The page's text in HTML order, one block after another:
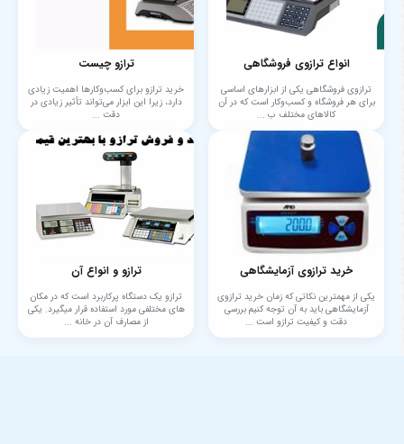
انواع ترازوی فروشگاهی
ترازوی فروشگاهی یکی از ابزارهای اساسی
برای هر فروشگاه و کسب‌وکار است که در آن
کالاهای مختلف ب ...
ترازو چیست
خرید ترازو برای کسب‌وکارها اهمیت زیادی
دارد، زیرا این ابزار می‌تواند تأثیر زیادی در
دقت ...
خرید ترازوی آزمایشگاهی
یکی از مهمترین نکاتی که زمان خرید ترازوی
آزمایشگاهی باید به آن توجه کنیم بررسی
دقت و کیفیت ترازو است ...
ترازو و انواع آن
ترازو یک دستگاه پرکاربرد است که در مکان
های مختلفی مورد استفاده قرار میگیرد. یکی
از مصارف آن در خانه ...